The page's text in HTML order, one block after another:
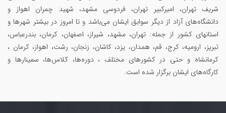
شریف تهران، امیرکبیر تهران، فردوسی مشهد، شهید چمران اهواز و
دانشگاه‌های آزاد از دیگر سوابق ایشان می‌باشد و تا امروز در بیشتر شهرها و
استانهای کشور از جمله: تهران، مشهد، شیراز، اصفهان، کرمان، بندرعباس،
تبریز، ارومیه، کرج، قم، همدان، یزد، کاشان، زنجان، رشت، اهواز، کرمان ،
کرمانشاه و حتی در کشورهای مختلف ، دوره‌ها، کلاس‌ها، سمینار‌ها و
کارگاه‌های ایشان برگزار شده است.